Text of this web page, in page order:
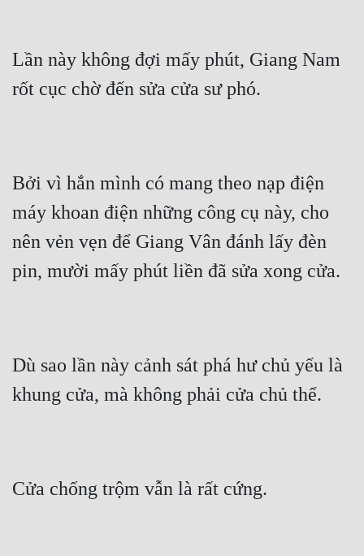
Lần này không đợi mấy phút, Giang Nam
rốt cục chờ đến sửa cửa sư phó.
Bởi vì hắn mình có mang theo nạp điện
máy khoan điện những công cụ này, cho
nên vẻn vẹn để Giang Vân đánh lấy đèn
pin, mười mấy phút liền đã sửa xong cửa.
Dù sao lần này cảnh sát phá hư chủ yếu là
khung cửa, mà không phải cửa chủ thể.
Cửa chống trộm vẫn là rất cứng.